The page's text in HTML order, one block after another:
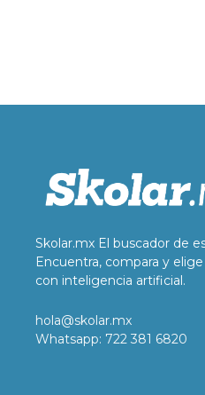
Skolar.mx El buscador de
Encuentra, compara y
con inteligencia artificial.
hola@skolar.mx
Whatsapp: 722 381 6820